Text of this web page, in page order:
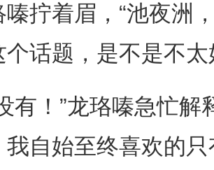
着眉，“池夜洲，
话题，是不是不太
！”龙珞嗪急忙解
我自始至终喜欢的